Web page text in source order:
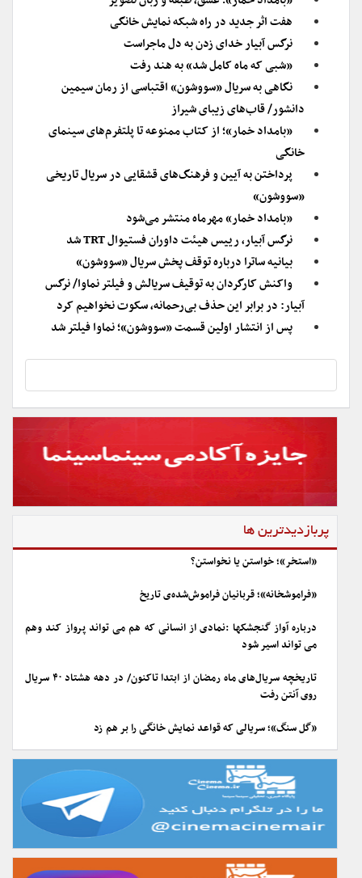
هفت اثر جدید در راه شبکه نمایش خانگی
نرگس آبیار خدای زدن به دل ماجراست
«شبی که ماه کامل شد» به هند رفت
نگاهی به سریال «سووشون» اقتباسی از رمان سیمین
دانشور/ قاب‌های زیبای شیراز
«بامداد خمار»؛ از کتاب ممنوعه تا پلتفرم‌های سینمای
خانگی
پرداختن به آیین و فرهنگ‌های قشقایی در سریال تاریخی
«سووشون»
«بامداد خمار» مهرماه منتشر می‌شود
نرگس آبیار، رییس هیئت داوران فستیوال TRT شد
بیانیه ساترا درباره توقف پخش سریال «سووشون»
واکنش کارگردان به توقیف سریالش و فیلتر نماوا/ نرگس
آبیار: در برابر این حذف بی‌رحمانه، سکوت نخواهیم کرد
پس از انتشار اولین قسمت «سووشون»؛ نماوا فیلتر شد
پربازدیدترین ها
«استخر»؛ خواستن یا نخواستن؟
«فراموشخانه»؛ قربانیان فراموش‌شده‌ی تاریخ
درباره آواز گنجشکها :نمادی از انسانی که هم می تواند پرواز کند وهم
می تواند اسیر شود
تاریخچه سریال‌های ماه رمضان از ابتدا تاکنون/ در دهه هشتاد ۴۰ سریال
روی آنتن رفت
«گل سنگ»؛ سریالی که قواعد نمایش خانگی را بر هم زد